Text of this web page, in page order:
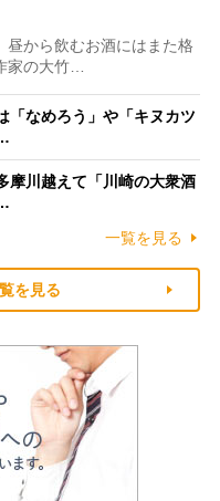
から飲むお酒にはまた格
の大竹…
「なめろう」や「キヌカツ
摩川越えて「川崎の大衆酒
一覧を見る
を見る